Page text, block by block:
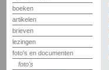
boeken
artikelen
brieven
lezingen
foto's en documenten
foto's